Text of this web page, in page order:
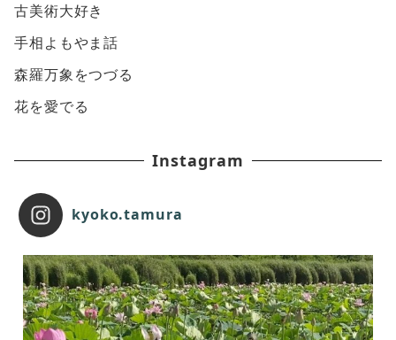
古美術大好き
手相よもやま話
森羅万象をつづる
花を愛でる
Instagram
kyoko.tamura